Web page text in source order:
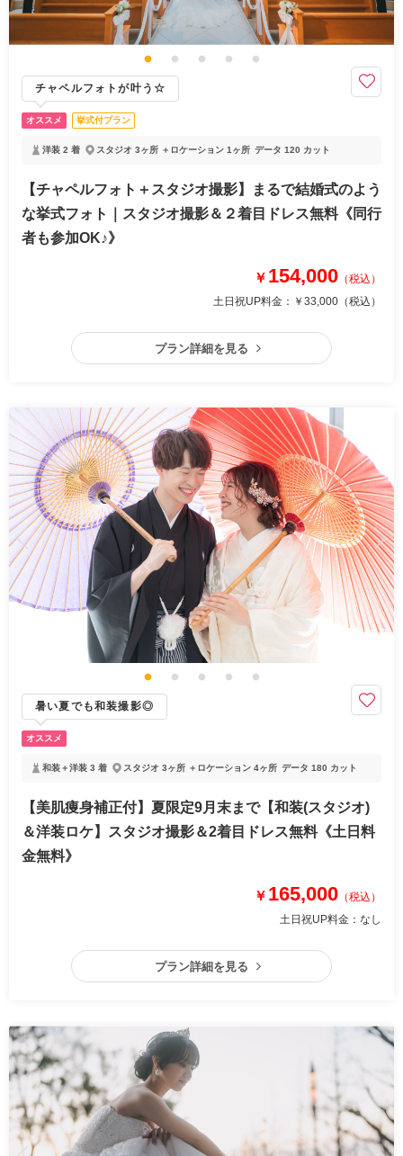
チャペルフォトが叶う☆
オススメ 挙式付プラン
洋装 2 着 スタジオ 3ヶ所 ＋ロケーション 1ヶ所 データ 120 カット
【チャペルフォト＋スタジオ撮影】まるで結婚式のよう
な挙式フォト｜スタジオ撮影＆２着目ドレス無料《同行
者も参加OK♪》
￥ 154,000 （税込）
土日祝UP料金： ￥33,000 （税込）
プラン詳細を見る
暑い夏でも和装撮影◎
オススメ
和装＋洋装 3 着 スタジオ 3ヶ所 ＋ロケーション 4ヶ所 データ 180 カット
【美肌痩身補正付】夏限定9月末まで【和装(スタジオ)
＆洋装ロケ】スタジオ撮影＆2着目ドレス無料《土日料
金無料》
￥ 165,000 （税込）
土日祝UP料金： なし
プラン詳細を見る